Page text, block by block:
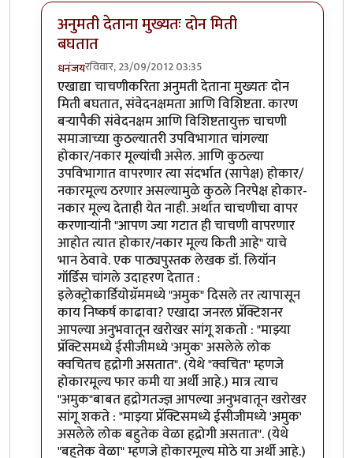
अनुमती देताना मुख्यतः दोन मिती
बघतात
धनंजयरविवार, 23/09/2012 03:35
In reply toधन्यवादbyचित्रा
एखाद्या चाचणीकरिता अनुमती देताना मुख्यतः दोन
मिती बघतात, संवेदनक्षमता आणि विशिष्टता. कारण
बर्‍यापैकी संवेदनक्षम आणि विशिष्टतायुक्त चाचणी
समाजाच्या कुठल्यातरी उपविभागात चांगल्या
होकार/नकार मूल्यांची असेल. आणि कुठल्या
उपविभागात वापरणार त्या संदर्भात (सापेक्ष) होकार/
नकारमूल्य ठरणार असल्यामुळे कुठले निरपेक्ष होकार-
नकार मूल्य देताही येत नाही. अर्थात चाचणीचा वापर
करणार्‍यांनी "आपण ज्या गटात ही चाचणी वापरणार
आहोत त्यात होकार/नकार मूल्य किती आहे" याचे
भान ठेवावे. एक पाठ्यपुस्तक लेखक डॉ. लियॉन
गॉर्डिस चांगले उदाहरण देतात :
इलेक्ट्रोकार्डियोग्रॅममध्ये "अमुक" दिसले तर त्यापासून
काय निष्कर्ष काढावा? एखादा जनरल प्रॅक्टिशनर
आपल्या अनुभवातून खरोखर सांगू शकतो : "माझ्या
प्रॅक्टिसमध्ये ईसीजीमध्ये 'अमुक' असलेले लोक
क्वचितच हृद्रोगी असतात". (येथे "क्वचित" म्हणजे
होकारमूल्य फार कमी या अर्थी आहे.) मात्र त्याच
"अमुक"बाबत हृद्रोगतज्ज्ञ आपल्या अनुभवातून खरोखर
सांगू शकते : "माझ्या प्रॅक्टिसमध्ये ईसीजीमध्ये 'अमुक'
असलेले लोक बहुतेक वेळा हृद्रोगी असतात". (येथे
"बहुतेक वेळा" म्हणजे होकारमूल्य मोठे या अर्थी आहे.)